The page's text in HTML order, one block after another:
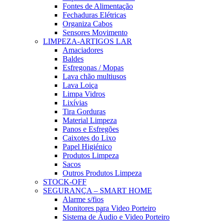
Fontes de Alimentação
Fechaduras Elétricas
Organiza Cabos
Sensores Movimento
LIMPEZA-ARTIGOS LAR
Amaciadores
Baldes
Esfregonas / Mopas
Lava chão multiusos
Lava Loiça
Limpa Vidros
Lixívias
Tira Gorduras
Material Limpeza
Panos e Esfregões
Caixotes do Lixo
Papel Higiénico
Produtos Limpeza
Sacos
Outros Produtos Limpeza
STOCK-OFF
SEGURANÇA – SMART HOME
Alarme s/fios
Monitores para Video Porteiro
Sistema de Áudio e Video Porteiro